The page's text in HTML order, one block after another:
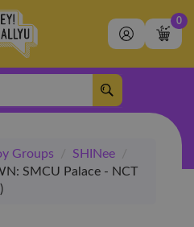
0
Groups / SHINee
/
SMCU Palace - NCT